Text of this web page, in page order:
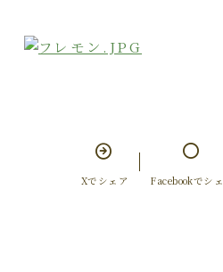
Xでシェア Facebookでシ